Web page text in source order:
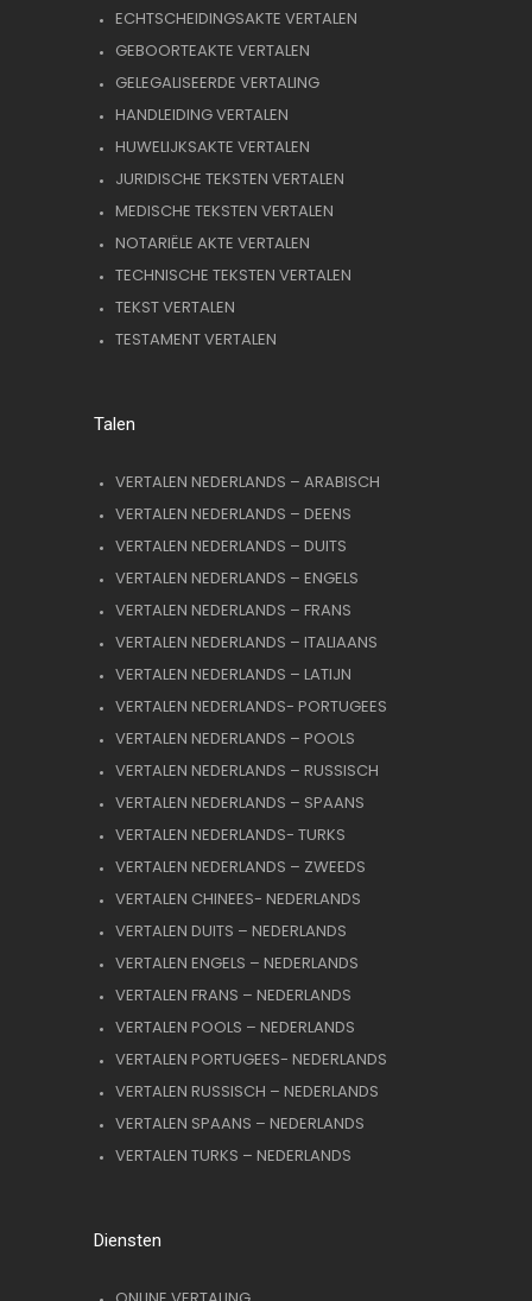
ECHTSCHEIDINGSAKTE VERTALEN
GEBOORTEAKTE VERTALEN
GELEGALISEERDE VERTALING
HANDLEIDING VERTALEN
HUWELIJKSAKTE VERTALEN
JURIDISCHE TEKSTEN VERTALEN
MEDISCHE TEKSTEN VERTALEN
NOTARIËLE AKTE VERTALEN
TECHNISCHE TEKSTEN VERTALEN
TEKST VERTALEN
TESTAMENT VERTALEN
Talen
VERTALEN NEDERLANDS – ARABISCH
VERTALEN NEDERLANDS – DEENS
VERTALEN NEDERLANDS – DUITS
VERTALEN NEDERLANDS – ENGELS
VERTALEN NEDERLANDS – FRANS
VERTALEN NEDERLANDS – ITALIAANS
VERTALEN NEDERLANDS – LATIJN
VERTALEN NEDERLANDS- PORTUGEES
VERTALEN NEDERLANDS – POOLS
VERTALEN NEDERLANDS – RUSSISCH
VERTALEN NEDERLANDS – SPAANS
VERTALEN NEDERLANDS- TURKS
VERTALEN NEDERLANDS – ZWEEDS
VERTALEN CHINEES- NEDERLANDS
VERTALEN DUITS – NEDERLANDS
VERTALEN ENGELS – NEDERLANDS
VERTALEN FRANS – NEDERLANDS
VERTALEN POOLS – NEDERLANDS
VERTALEN PORTUGEES- NEDERLANDS
VERTALEN RUSSISCH – NEDERLANDS
VERTALEN SPAANS – NEDERLANDS
VERTALEN TURKS – NEDERLANDS
Diensten